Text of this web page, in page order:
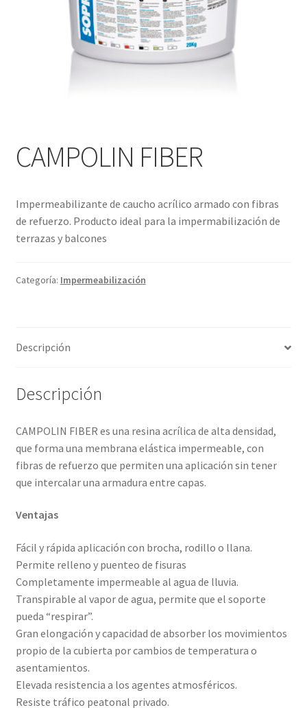
CAMPOLIN FIBER
Impermeabilizante de caucho acrílico armado con fibras
de refuerzo. Producto ideal para la impermabilización de
terrazas y balcones
Categoría: Impermeabilización
Descripción
Descripción
CAMPOLIN FIBER es una resina acrílica de alta densidad,
que forma una membrana elástica impermeable, con
fibras de refuerzo que permiten una aplicación sin tener
que intercalar una armadura entre capas.
Ventajas
Fácil y rápida aplicación con brocha, rodillo o llana.
Permite relleno y puenteo de fisuras
Completamente impermeable al agua de lluvia.
Transpirable al vapor de agua, permite que el soporte
pueda “respirar”.
Gran elongación y capacidad de absorber los movimientos
propio de la cubierta por cambios de temperatura o
asentamientos.
Elevada resistencia a los agentes atmosféricos.
Resiste tráfico peatonal privado.